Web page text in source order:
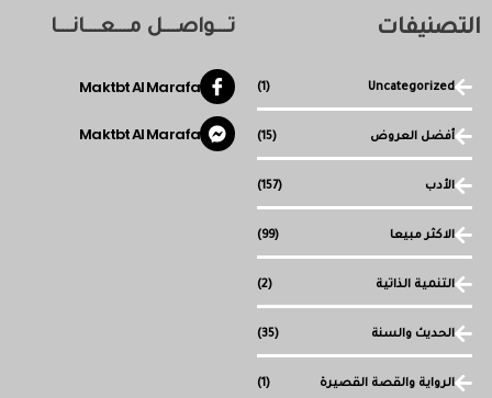
التصنيفات
Uncategorized
(1)
أفضل العروض (15)
الأدب (157)
الاكثر مبيعا (99)
التنمية الذاتية (2)
الحديث والسنة (35)
الرواية والقصة القصيرة (1)
تـــواصـــل مـــعـــانـــا
Maktbt Al Marafa
Maktbt Al Marafa